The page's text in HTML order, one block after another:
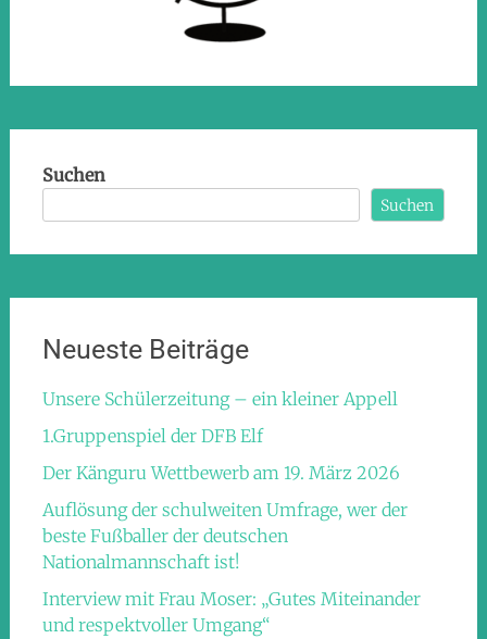
Suchen
Suchen
Neueste Beiträge
Unsere Schülerzeitung – ein kleiner Appell
1.Gruppenspiel der DFB Elf
Der Känguru Wettbewerb am 19. März 2026
Auflösung der schulweiten Umfrage, wer der
beste Fußballer der deutschen
Nationalmannschaft ist!
Interview mit Frau Moser: „Gutes Miteinander
und respektvoller Umgang“